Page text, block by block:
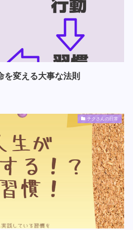
を変える大事な法則
チクさんの日常